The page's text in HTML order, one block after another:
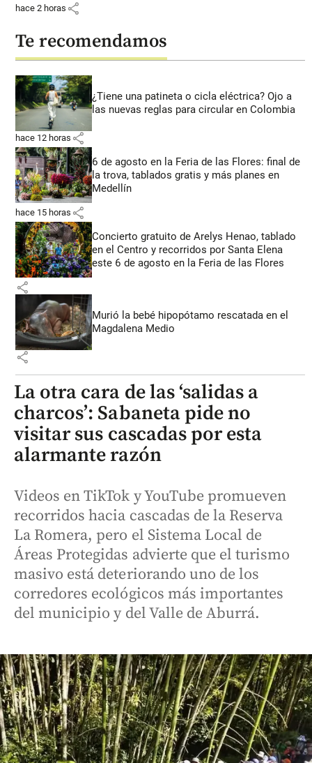
hace 2 horas share
Te recomendamos
¿Tiene una patineta o cicla eléctrica? Ojo a
las nuevas reglas para circular en Colombia
hace 12 horas share
6 de agosto en la Feria de las Flores: final de
la trova, tablados gratis y más planes en
Medellín
hace 15 horas share
Concierto gratuito de Arelys Henao, tablado
en el Centro y recorridos por Santa Elena
este 6 de agosto en la Feria de las Flores
share
Murió la bebé hipopótamo rescatada en el
Magdalena Medio
share
La otra cara de las ‘salidas a
charcos’: Sabaneta pide no
visitar sus cascadas por esta
alarmante razón
Videos en TikTok y YouTube promueven
recorridos hacia cascadas de la Reserva
La Romera, pero el Sistema Local de
Áreas Protegidas advierte que el turismo
masivo está deteriorando uno de los
corredores ecológicos más importantes
del municipio y del Valle de Aburrá.